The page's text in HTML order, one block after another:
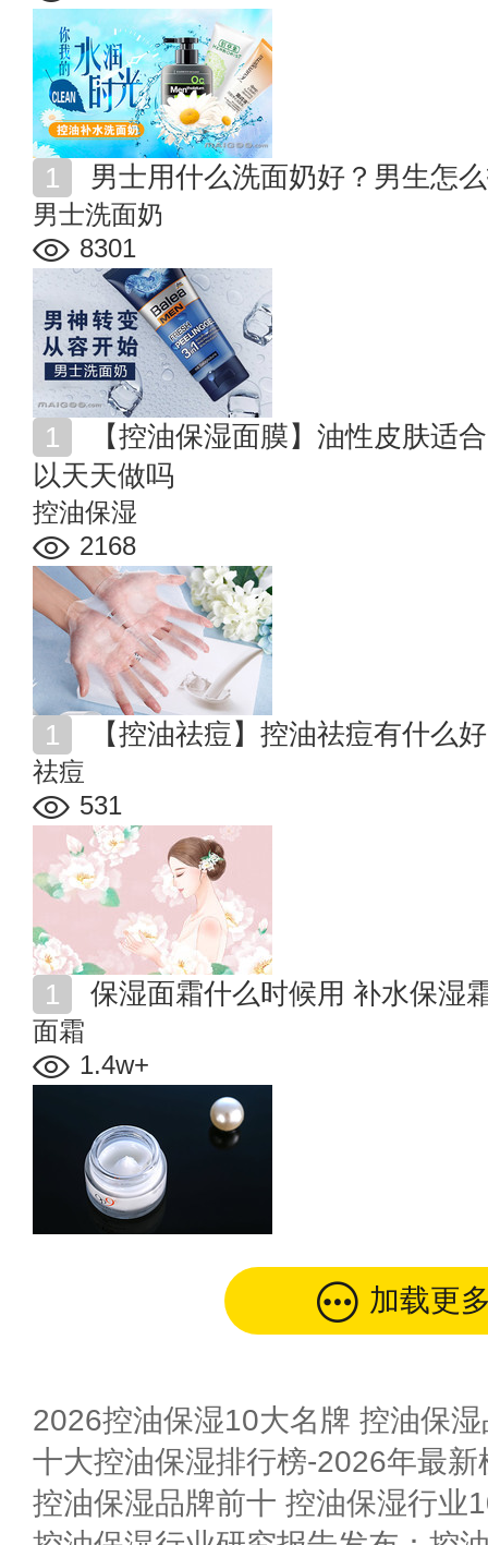
男士用什么洗面奶好？男生怎
男士洗面奶
8301
以天天做吗
控油保湿
2168
【控油祛痘】控油祛痘有什么
祛痘
531
保湿面霜什么时候用 补水保湿
面霜
1.4w+
加载更
2026控油保湿10大名牌 控油保
十大控油保湿排行榜-2026年最新
控油保湿品牌前十 控油保湿行业